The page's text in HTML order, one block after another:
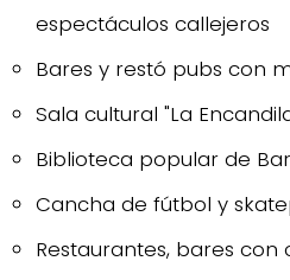
espectáculos callejeros
Bares y restó pubs con
Sala cultural "La
Biblioteca popular de
Cancha de fútbol y
Restaurantes, bares con